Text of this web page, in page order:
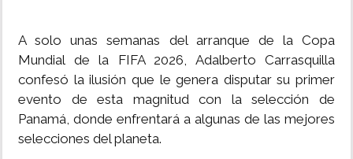
A solo unas semanas del arranque de la Copa
Mundial de la FIFA 2026, Adalberto Carrasquilla
confesó la ilusión que le genera disputar su primer
evento de esta magnitud con la selección de
Panamá, donde enfrentará a algunas de las mejores
selecciones del planeta.